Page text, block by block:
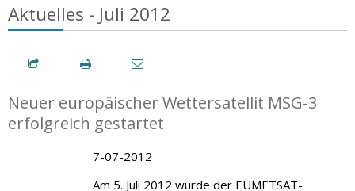
Aktuelles - Juli 2012
Neuer europäischer Wettersatellit MSG-3
erfolgreich gestartet
7-07-2012
Am 5. Juli 2012 wurde der EUMETSAT-